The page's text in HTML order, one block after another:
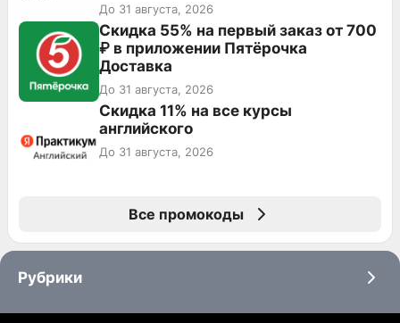
До 31 августа, 2026
Скидка 55% на первый заказ от 700
₽ в приложении Пятёрочка
Доставка
До 31 августа, 2026
Скидка 11% на все курсы
английского
До 31 августа, 2026
Все промокоды
Рубрики